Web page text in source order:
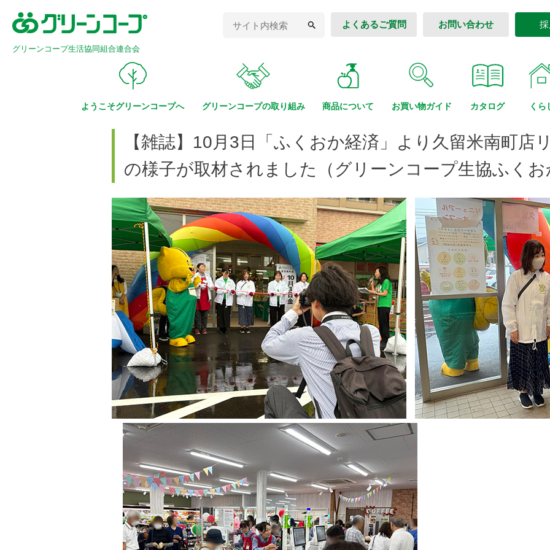
グリーンコープ生活協同組合連合会
よくあるご質問 お問い合わせ
ようこそグリーンコープへ グリーンコープの取り組み 商品について お買い物ガイド カタログ くら
【雑誌】10月3日「ふくおか経済」より久留米南町店
の様子が取材されました（グリーンコープ生協ふくお